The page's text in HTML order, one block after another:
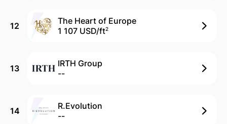
12
The Heart of Europe
1 107 USD/ft2
13
IRTH Group
--
14
R.Evolution
--